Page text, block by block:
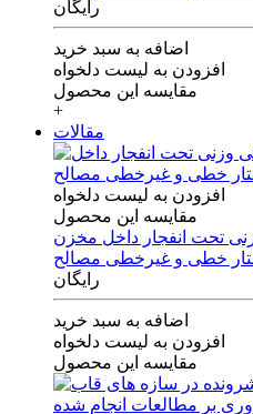
رایگان
اضافه به سبد خرید
افزودن به لیست دلخواه
مقایسه این محصول
+
مقالات
افزودن به لیست دلخواه
مقایسه این محصول
تحت انفجار داخل مخزن
خطی و غیرخطی مصالح
رایگان
اضافه به سبد خرید
افزودن به لیست دلخواه
مقایسه این محصول